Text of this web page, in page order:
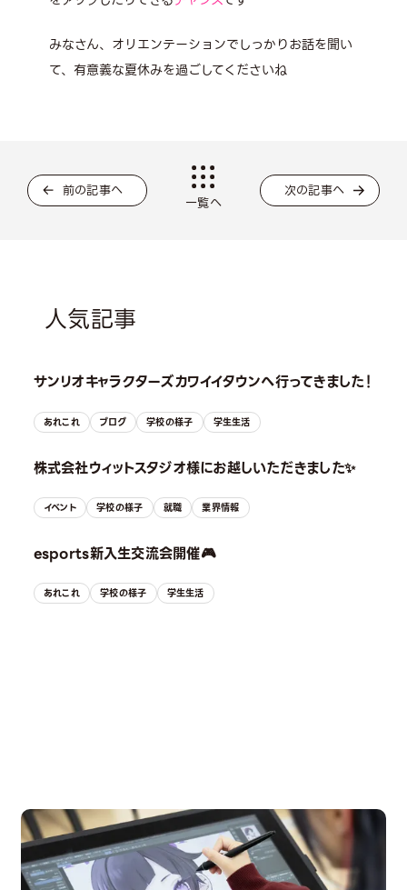
みなさん、オリエンテーションでしっかりお話を聞い
て、有意義な夏休みを過ごしてくださいね
前の記事へ
一覧へ
次の記事へ
人気記事
サンリオキャラクターズカワイイタウンへ行ってきました！
あれこれ ブログ 学校の様子 学生生活
株式会社ウィットスタジオ様にお越しいただきました✨
イベント 学校の様子 就職 業界情報
esports新入生交流会開催🎮
あれこれ 学校の様子 学生生活